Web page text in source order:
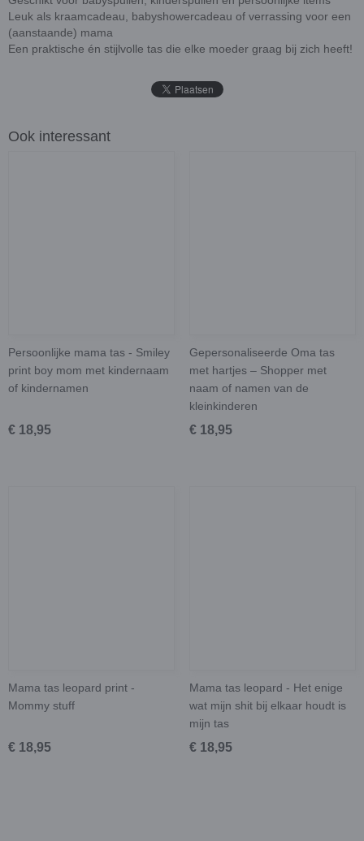
Leuk als kraamcadeau, babyshowercadeau of verrassing voor een
(aanstaande) mama
Een praktische én stijlvolle tas die elke moeder graag bij zich heeft!
Ook interessant
Persoonlijke mama tas - Smiley
print boy mom met kindernaam
of kindernamen
€ 18,95
Gepersonaliseerde Oma tas
met hartjes – Shopper met
naam of namen van de
kleinkinderen
€ 18,95
Mama tas leopard print -
Mommy stuff
€ 18,95
Mama tas leopard - Het enige
wat mijn shit bij elkaar houdt is
mijn tas
€ 18,95